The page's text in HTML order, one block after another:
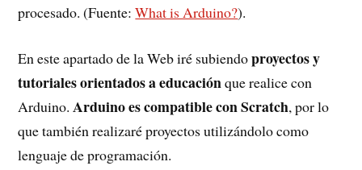
procesado. (Fuente:What is Arduino?).
En este apartado de la Web iré subiendoproyectos y
tutoriales orientados a educaciónque realice con
Arduino. Arduino es compatible con Scratch, por lo
que también realizaré proyectos utilizándolo como
lenguaje de programación.